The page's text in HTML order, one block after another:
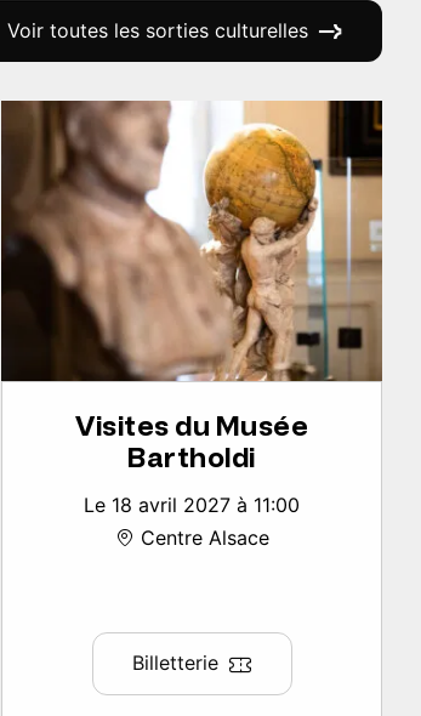
Voir toutes les sorties culturelles
Visites du Musée
Bartholdi
Le 18 avril 2027 à 11:00
Centre Alsace
Billetterie